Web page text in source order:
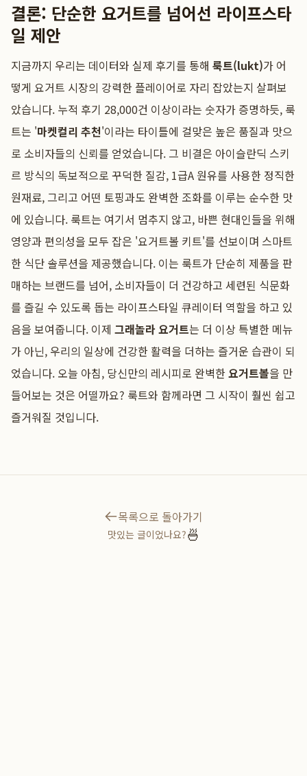
결론: 단순한 요거트를 넘어선 라이프스타
일 제안
지금까지 우리는 데이터와 실제 후기를 통해 룩트(lukt)가 어
떻게 요거트 시장의 강력한 플레이어로 자리 잡았는지 살펴보
았습니다. 누적 후기 28,000건 이상이라는 숫자가 증명하듯, 룩
트는 '마켓컬리 추천'이라는 타이틀에 걸맞은 높은 품질과 맛으
로 소비자들의 신뢰를 얻었습니다. 그 비결은 아이슬란딕 스키
르 방식의 독보적으로 꾸덕한 질감, 1급A 원유를 사용한 정직한
원재료, 그리고 어떤 토핑과도 완벽한 조화를 이루는 순수한 맛
에 있습니다. 룩트는 여기서 멈추지 않고, 바쁜 현대인들을 위해
영양과 편의성을 모두 잡은 '요거트볼 키트'를 선보이며 스마트
한 식단 솔루션을 제공했습니다. 이는 룩트가 단순히 제품을 판
매하는 브랜드를 넘어, 소비자들이 더 건강하고 세련된 식문화
를 즐길 수 있도록 돕는 라이프스타일 큐레이터 역할을 하고 있
음을 보여줍니다. 이제 그래놀라 요거트는 더 이상 특별한 메뉴
가 아닌, 우리의 일상에 건강한 활력을 더하는 즐거운 습관이 되
었습니다. 오늘 아침, 당신만의 레시피로 완벽한요거트볼을 만
들어보는 것은 어떨까요? 룩트와 함께라면 그 시작이 훨씬 쉽고
즐거워질 것입니다.
목록으로 돌아가기
맛있는 글이었나요?🍜